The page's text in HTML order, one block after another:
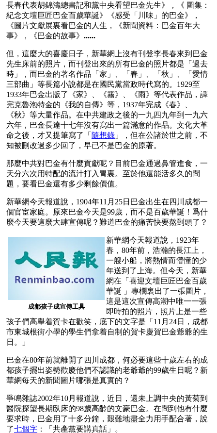
長春代表胡錦濤總書記和黨中央看望巴金先生》，《 圖集：
紀念文壇巨匠巴金百歲華誕》《感受「川味」的巴金》，
《圖片文獻展裏看巴金的人生，《新聞資料：巴金百年大
事》，《巴金的故事》 ......
但，這麼大的喜慶日子，新華網上沒有刊登李長春來到巴金
先生床前的照片，而刊登出來的所有巴金的照片都是「過去
時」，而巴金的著名作品「家」、「春」、「秋」、「愛情
三部曲」等長篇小說都是在國民黨當政時代寫的。1929至
1933年巴金出版了《家》、《霧》、《雨》等代表作品，譯
完克魯泡特金的《我的自傳》等，1937年完成《春》、
《秋》等大量作品。在中共建政之後的一九四九年到一九六
六年，巴金長達十七年沒有寫出一篇滿意的作品。文化大革
命之後，才又提筆寫了「 隨想錄 」，但在公諸於世之前，不
知被刪改過多少回了，早已不是巴金的原著。
那麼中共對巴金有什麼貢獻呢？目前巴金通過鼻管進食，一
天分六次用特配的流汁打入胃裏。至於他還能活多久的問
題，要看巴金還有多少剩餘價值。
新華網今天報道說，1904年11月25日巴金出生在四川成都一
個官宦家庭。原來巴金今天是99歲，而不是百歲華誕！爲什
麼今天要這麼大肆宣傳呢？難道巴金的痛苦快要熬到頭了？
成都孩子成宣傳工具
新華網今天報道說，1923年
春，80年前，浩瀚的長江上，
一艘小船，將熱情而懵懂的少
年送到了上海。但今天，新華
網在「喜迎文壇巨匠巴金百歲
華誕 」專欄裏出了一張圖片，
這是這次宣傳高潮中唯一一張
即時拍的照片，照片上是一些
孩子們高舉着賀卡在歡笑，底下的文字是「11月24日，成都
市東城根街小學的學生們拿着自制的賀卡慶賀巴金爺爺的生
日。」
巴金在80年前就離開了四川成都，何必要這些十歲左右的成
都孩子擺出姿勢歡慶他們不認識的老爺爺的99歲生日呢？新
華網每天的新聞圖片哪張是真實的？
爭鳴雜誌2002年10月報道說，近日，還未上調中央的黃菊到
醫院探望長期臥床的98歲高齡的文豪巴金。在問到他有什麼
要求時，巴金用了十多分鐘，艱難地盡全力用手配合著，說
了七個字 ：「共產黨要講真話」。